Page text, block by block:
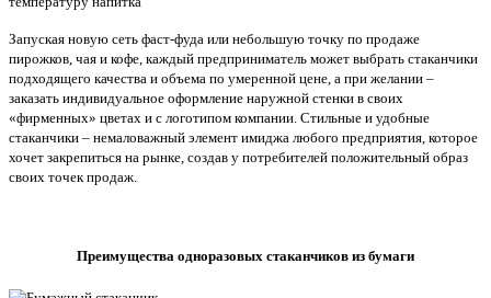
Запуская новую сеть фаст-фуда или небольшую точку по продаже
пирожков, чая и кофе, каждый предприниматель может выбрать стаканчики
подходящего качества и объема по умеренной цене, а при желании –
заказать индивидуальное оформление наружной стенки в своих
«фирменных» цветах и с логотипом компании. Стильные и удобные
стаканчики – немаловажный элемент имиджа любого предприятия, которое
хочет закрепиться на рынке, создав у потребителей положительный образ
своих точек продаж.
Преимущества одноразовых стаканчиков из бумаги